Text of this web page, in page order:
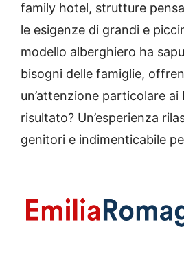
family hotel, strutture
le esigenze di grandi e
modello alberghiero ha
bisogni delle famiglie,
un’attenzione particolare ai
risultato? Un’esperienza
genitori e indimenticabile